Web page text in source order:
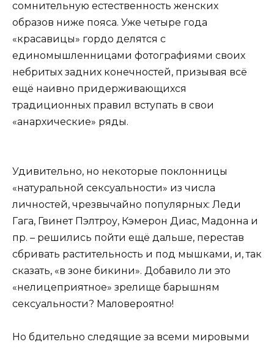
сомнительную естественность женских
образов ниже пояса. Уже четыре года
«красавицы» гордо делятся с
единомышленницами фотографиями своих
небритых задних конечностей, призывая всё
ещё наивно придерживающихся
традиционных правил вступать в свои
«анархические» ряды.
Удивительно, но некоторые поклонницы
«натуральной сексуальности» из числа
личностей, чрезвычайно популярных: Леди
Гага, Гвинет Пэлтроу, Кэмерон Диас, Мадонна и
пр. – решились пойти ещё дальше, перестав
сбривать растительность и под мышками, и, так
сказать, «в зоне бикини». Добавило ли это
«нелицеприятное» зрелище барышням
сексуальности? Маловероятно!
Но бдительно следящие за всеми мировыми